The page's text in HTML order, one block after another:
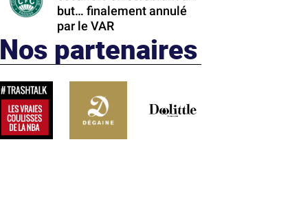
but… finalement annulé
par le VAR
Nos partenaires